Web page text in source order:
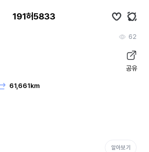
191허5833
62
공유
61,661km
알아보기